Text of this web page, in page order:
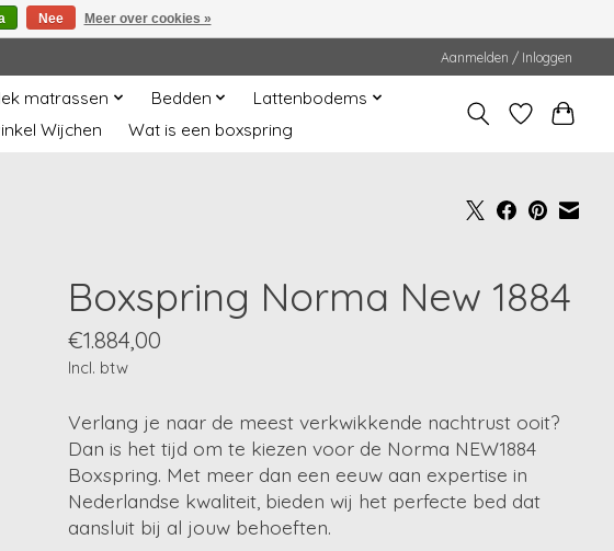
Aanmelden / Inloggen
matrassen Bedden
Lattenbodems
Wijchen Wat is een boxspring
Boxspring Norma New 1884
€1.884,00
Incl. btw
Verlang je naar de meest verkwikkende nachtrust ooit?
Dan is het tijd om te kiezen voor de Norma NEW1884
Boxspring. Met meer dan een eeuw aan expertise in
Nederlandse kwaliteit, bieden wij het perfecte bed dat
aansluit bij al jouw behoeften.
Nee Meer over cookies »